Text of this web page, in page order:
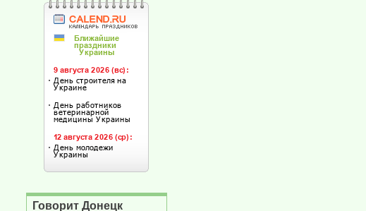
Говорит Донецк